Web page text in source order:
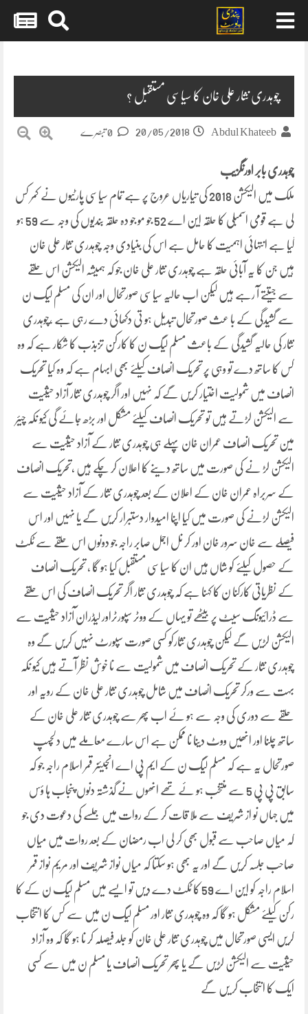
چوہدری نثار علی خان کا سیاسی مستقبل ؟
Abdul Khateeb
20/05/2018
چوہدری بابر اورنگزیب
ملک میں الیکشن 2018 کی تیاریاں عروج پر ہے تمام سیاسی پارٹیوں نے کمر کس
لی ہے قومی اسمبلی کا حلقہ این اے 52 جو مو جو دہ حلقہ بندیوں کی وجہ سے 59 ہو
گیا ہے انتہائی اہمیت کا حامل ہے اس کی بنیادی وجہ چوہدری نثار علی خان
ہیں جن کا یہ آبائی حلقہ ہے چوہدری نثار علی خان جو کہ ہمیشہ الیکشن اس حلقے
سے جیتتے آ رہے ہیں لیکن اب حالیہ سیاسی صورتحال اور ان کی مسلم لیگ ن
سے گشیدگی کے با عث صورتحال تبدیل ہو تی دکھائی دے رہی ہے ،چوہدری
نثار کی حالیہ گشیدگی کے باعث مسلم لیگ ن کا کارکن تزبذب کا شکار ہے کہ وہ
کس کا ساتھ دے تو وہی پر تحریک انصاف کیلئے بھی ابہام ہے کہ وہ کیا تحریک
انصاف میں شمولیت اختیار کریں گے کہ نہیں اور اگر چوہدری نثار آزاد حیثیت
سے الیکشن لڑتے ہیں تو تحریک انصاف کیلئے مشکل اور بڑھ جائے گی کیو نکہ چیئر
مین تحریک انصاف عمران خان پہلے ہی چوہدری نثار کے آزاد حیثیت سے
الیکشن لڑ نے کی صورت میں ساتھ دینے کا اعلان کر چکے ہیں ،تحریک انصاف
کے سربراہ عمران خان کے اعلان کے بعد چوہدری نثار کے آزاد حیثیت سے
الیکشن لڑنے کی صورت میں کیا اپنا امیدوار دستبرار کریں گے یا نہیں اور اس
فیصلے سے خان سرور خان اور کر نل اجمل صابر راجہ جو دونوں اس حلقے سے ٹکٹ
کے حصول کیلئے کو شاں ہیں ان کا سیاسی مستقبل کیا ہو گا ، تحریک انصاف
کے نظریاتی کارکنا ن کا کہنا ہے کہ چوہدری نثار اگر تحریک انصاف کی اس حلقے
سے ڈرائیونگ سیٹ پر بیٹھے تو یہاں کے ووٹر سپورٹراور لیڈران آزاد حیثیت سے
الیکشن لڑیں گے لیکن چوہدری نثارکو کسی صورت سپورٹ نہیں کریں گے وہ
چوہدری نثار کے تحریک انصاف میں شمولیت سے نا خوش نظر آتے ہیں کیو نکہ
بہت سے ورکر تحریک انصاف میں شامل چوہدری نثار علی خان کے رویہ اور
حلقے سے دوری کی وجہ سے ہو ئے اب پھر سے چوہدری نثار علی خان کے
ساتھ چلنا اور انھیں ووٹ دینا نا ممکن ہے اس سارے معاملے میں دلچسپ
صورتحال یہ ہے کہ مسلم لیگ ن کے ایم پی اے انجیئنر قمر اسلام راجہ جو کہ
سابق پی پی 5 سے منتخب ہو ئے تھے انھوں نے گذشتہ دنوں پنجاب ہا ؤس
میں جہاں نو از شریف سے ملا قات کر کے روات میں جلسے کی دعوت دی جو
کہ میاں صاحب سے قبول بھی کر لی اب رمضان کے بعد روات میں میاں
صاحب جلسہ کریں گے اور یہ بھی ہو سکتا کہ میاں نواز شریف اور مریم نواز قمر
اسلام راجہ کو این اے 59 کا ٹکٹ دے دیں تو ایسے میں مسلم لیگ ن کے کا
رکن کیلئے مشکل ہو گا کہ وہ چوہدری نثار اور مسلم لیگ ن میں سے کس کا انتخاب
کریں ایسی صورتحال میں چوہدری نثار علی خان کو جلد فیصلہ کر نا ہو گا کہ وہ آزاد
حیثیت سے الیکشن لڑیں گے یا پھر تحریک انصاف یا مسلم ن میں سے کسی
ایک کا انتخاب کر یں گے